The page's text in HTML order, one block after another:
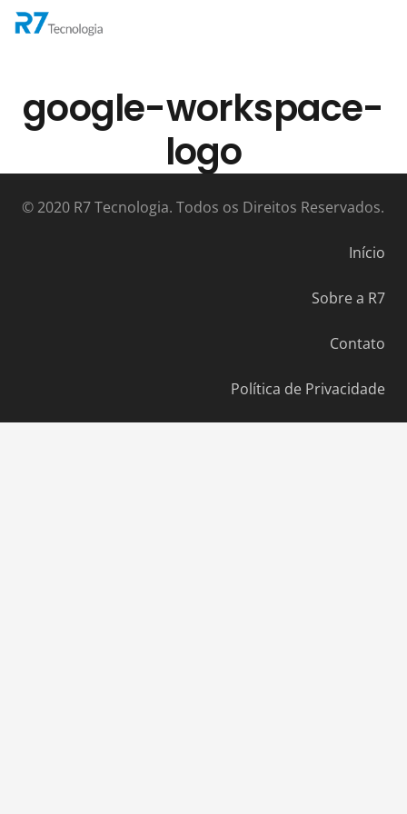
google-workspace-
logo
© 2020 R7 Tecnologia. Todos os Direitos Reservados.
Início
Sobre a R7
Contato
Política de Privacidade